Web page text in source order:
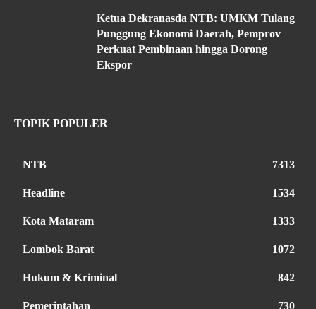
Ketua Dekranasda NTB: UMKM Tulang
Punggung Ekonomi Daerah, Pemprov
Perkuat Pembinaan hingga Dorong
Ekspor
TOPIK POPULER
NTB 7313
Headline 1534
Kota Mataram 1333
Lombok Barat 1072
Hukum & Kriminal 842
Pemerintahan 730